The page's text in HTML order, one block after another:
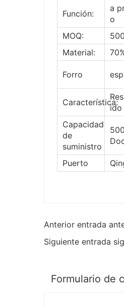
Función:
a
o
MOQ:
Material:
Forro
Característica:
ido
Capacidad
de
suministro
Puerto
Anterior entrada
Siguiente entrada
Formulario de